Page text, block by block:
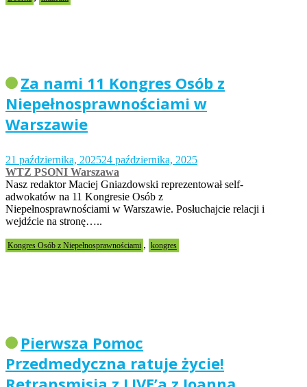
Za nami 11 Kongres Osób z
Niepełnosprawnościami w
Warszawie
21 października, 202524 października, 2025
WTZ PSONI Warszawa
Nasz redaktor Maciej Gniazdowski reprezentował self-
adwokatów na 11 Kongresie Osób z
Niepełnosprawnościami w Warszawie. Posłuchajcie relacji i
wejdźcie na stronę…..
Kongres Osób z Niepełnosprawnościami , kongres
Pierwsza Pomoc
Przedmedyczna ratuje życie!